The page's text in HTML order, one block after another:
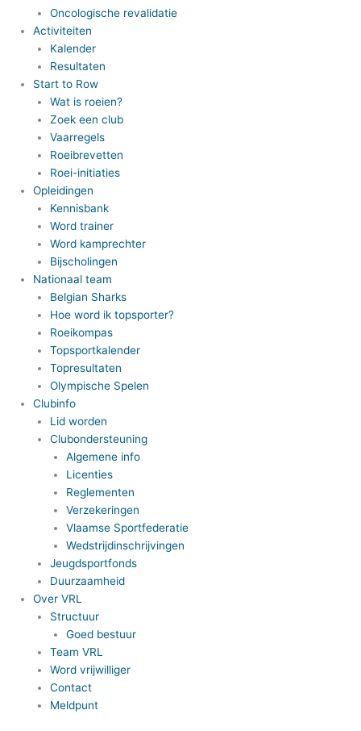
Oncologische revalidatie
Activiteiten
Kalender
Resultaten
Start to Row
Wat is roeien?
Zoek een club
Vaarregels
Roeibrevetten
Roei-initiaties
Opleidingen
Kennisbank
Word trainer
Word kamprechter
Bijscholingen
Nationaal team
Belgian Sharks
Hoe word ik topsporter?
Roeikompas
Topsportkalender
Topresultaten
Olympische Spelen
Clubinfo
Lid worden
Clubondersteuning
Algemene info
Licenties
Reglementen
Verzekeringen
Vlaamse Sportfederatie
Wedstrijdinschrijvingen
Jeugdsportfonds
Duurzaamheid
Over VRL
Structuur
Goed bestuur
Team VRL
Word vrijwilliger
Contact
Meldpunt